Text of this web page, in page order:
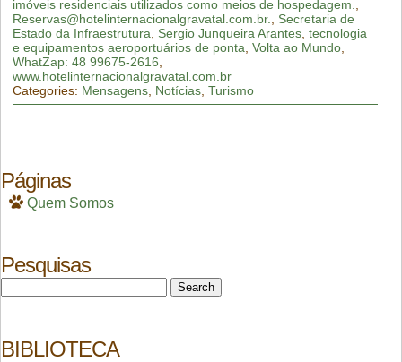
imóveis residenciais utilizados como meios de hospedagem.
Reservas@hotelinternacionalgravatal.com.br.
Secretaria de
Estado da Infraestrutura
Sergio Junqueira Arantes, tecnologia
e equipamentos aeroportuários de ponta Volta ao Mundo,
WhatZap: 48 99675-2616
www.hotelinternacionalgravatal.com.br
Categories: Mensagens, Notícias, Turismo
Páginas
Quem Somos
Pesquisas
for:
BIBLIOTECA